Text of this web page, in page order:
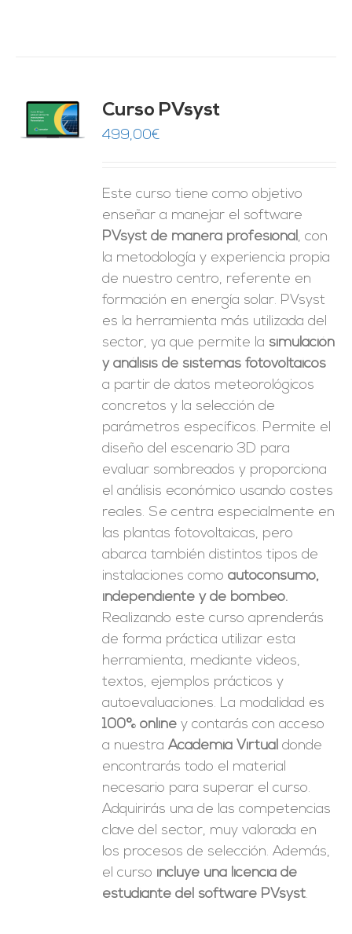
Curso PVsyst
499,00€
Este curso tiene como objetivo
enseñar a manejar el software
PVsyst de manera profesional, con
la metodología y experiencia propia
de nuestro centro, referente en
formación en energía solar. PVsyst
es la herramienta más utilizada del
sector, ya que permite la simulación
y análisis de sistemas fotovoltaicos
a partir de datos meteorológicos
concretos y la selección de
parámetros específicos. Permite el
diseño del escenario 3D para
evaluar sombreados y proporciona
el análisis económico usando costes
reales. Se centra especialmente en
las plantas fotovoltaicas, pero
abarca también distintos tipos de
instalaciones comoautoconsumo,
independiente y de bombeo.
Realizando este curso aprenderás
de forma práctica utilizar esta
herramienta, mediante videos,
textos, ejemplos prácticos y
autoevaluaciones. La modalidad es
100% online y contarás con acceso
a nuestraAcademia Virtual donde
encontrarás todo el material
necesario para superar el curso.
Adquirirás una de las competencias
clave del sector, muy valorada en
los procesos de selección. Además,
el curso incluye una licencia de
estudiante del software PVsyst.